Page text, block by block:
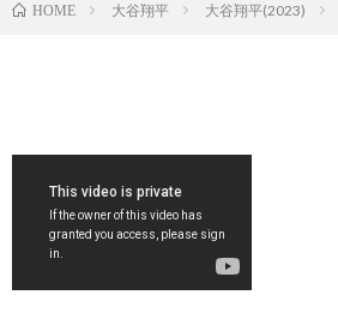
HOME 大谷翔平 大谷翔平(2023)